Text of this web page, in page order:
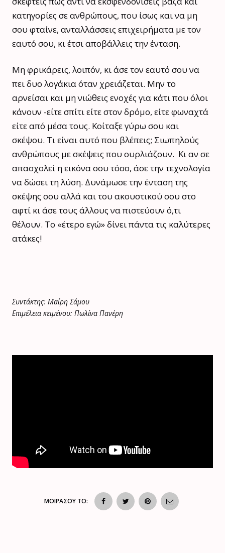
κατηγορίες σε ανθρώπους, που ίσως και να μη
σου φταίνε, ανταλλάσσεις επιχειρήματα με τον
εαυτό σου, κι έτσι αποβάλλεις την ένταση.
Μη φρικάρεις, λοιπόν, κι άσε τον εαυτό σου να
πει δυο λογάκια όταν χρειάζεται. Μην το
αρνείσαι και μη νιώθεις ενοχές για κάτι που όλοι
κάνουν -είτε σπίτι είτε στον δρόμο, είτε φωναχτά
είτε από μέσα τους. Κοίταξε γύρω σου και
σκέψου. Τι είναι αυτό που βλέπεις; Σιωπηλούς
ανθρώπους με σκέψεις που ουρλιάζουν. Κι αν σε
απασχολεί η εικόνα σου τόσο, άσε την τεχνολογία
να δώσει τη λύση. Δυνάμωσε την ένταση της
σκέψης σου αλλά και του ακουστικού σου στο
αφτί κι άσε τους άλλους να πιστεύουν ό,τι
θέλουν. Το «έτερο εγώ» δίνει πάντα τις καλύτερες
ατάκες!
Συντάκτης: Μαίρη Σάμου
Επιμέλεια κειμένου: Πωλίνα Πανέρη
ΜΟΙΡΑΣΟΥ ΤΟ: